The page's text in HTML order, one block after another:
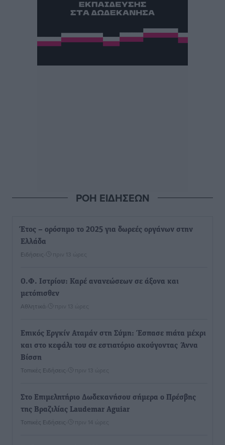
ΡΟΗ ΕΙΔΗΣΕΩΝ
Έτος – ορόσημο το 2025 για δωρεές οργάνων στην
Ελλάδα
Ειδήσεις πριν 13 ώρες
Ο.Φ. Ιστρίου: Καρέ ανανεώσεων σε άξονα και
μετόπισθεν
Αθλητικά πριν 13 ώρες
Επικός Εργκίν Αταμάν στη Σύμη: Έσπασε πιάτα μέχρι
και στο κεφάλι του σε εστιατόριο ακούγοντας Άννα
Βίσση
Τοπικές Ειδήσεις πριν 13 ώρες
Στο Επιμελητήριο Δωδεκανήσου σήμερα ο Πρέσβης
της Βραζιλίας Laudemar Aguiar
Τοπικές Ειδήσεις πριν 14 ώρες